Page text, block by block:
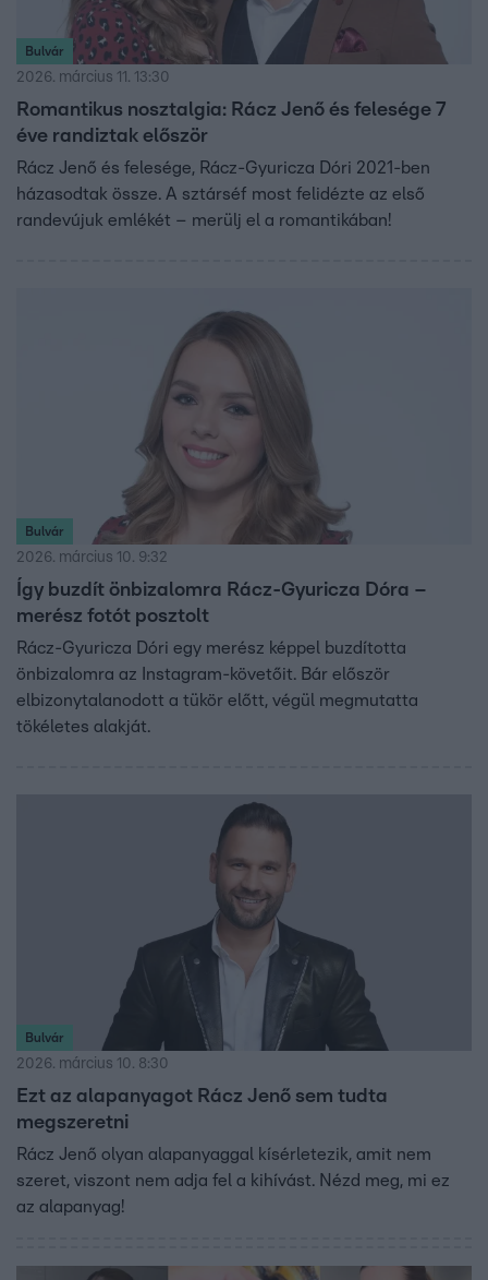
Bulvár
2026. március 11. 13:30
Romantikus nosztalgia: Rácz Jenő és felesége 7
éve randiztak először
Rácz Jenő és felesége, Rácz-Gyuricza Dóri 2021-ben
házasodtak össze. A sztárséf most felidézte az első
randevújuk emlékét – merülj el a romantikában!
Bulvár
2026. március 10. 9:32
Így buzdít önbizalomra Rácz-Gyuricza Dóra –
merész fotót posztolt
Rácz-Gyuricza Dóri egy merész képpel buzdította
önbizalomra az Instagram-követőit. Bár először
elbizonytalanodott a tükör előtt, végül megmutatta
tökéletes alakját.
Bulvár
2026. március 10. 8:30
Ezt az alapanyagot Rácz Jenő sem tudta
megszeretni
Rácz Jenő olyan alapanyaggal kísérletezik, amit nem
szeret, viszont nem adja fel a kihívást. Nézd meg, mi ez
az alapanyag!